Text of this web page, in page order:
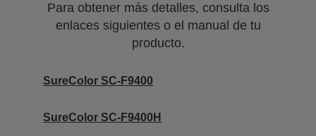
Para obtener más detalles, consulta los
enlaces siguientes o el manual de tu
producto.
SureColor SC-F9400
SureColor SC-F9400H